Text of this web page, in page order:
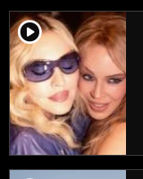
player2